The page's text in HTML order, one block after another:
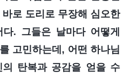
로 도리로 무장해 심오한
. 그들은 날마다 어떻게
고민하는데, 어떤 하나님
의 탄복과 공감을 얻을 수